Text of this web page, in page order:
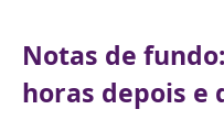
Notas de
horas depois e